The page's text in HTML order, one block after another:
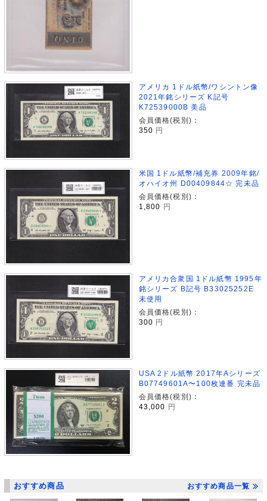
アメリカ 1ドル紙幣/ワシントン像
2021年銘シリーズ K記号
K72539000B 美品
会員価格(税別)：
350 円
米国 1ドル紙幣/補充券 2009年銘/
オハイオ州 D00409844☆ 完未品
会員価格(税別)：
1,800
円
アメリカ合衆国 1ドル紙幣 1995年
銘シリーズ B記号 B33025252E
未使用
会員価格(税別)：
300 円
USA 2ドル紙幣 2017年Aシリーズ
B07749601A〜100枚連番 完未品
会員価格(税別)：
43,000
円
おすすめ商品 おすすめ商品一覧